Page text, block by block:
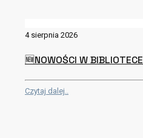
4 sierpnia 2026
🆕NOWOŚCI W
Czytaj dalej..